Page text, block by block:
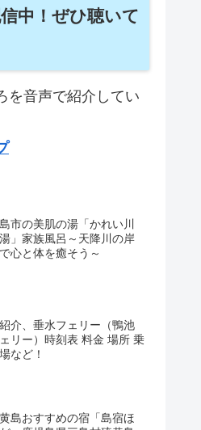
中！ぜひ聴いて
を音声で紹介してい
市の美肌の湯「かれい川
」家族風呂～天降川の岸
心と体を癒そう～
介、垂水フェリー（鴨池
リー）時刻表 料金 場所 乗
など！
島おすすめの宿「島宿ほ